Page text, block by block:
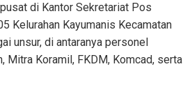
di Kantor Sekretariat Pos
Kelurahan Kayumanis Kecamatan
unsur, di antaranya personel
Mitra Koramil, FKDM, Komcad, serta